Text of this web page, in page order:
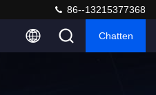
86--13215377368
Chatten